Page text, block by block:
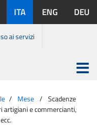
disponibili:
ITA ENG DEU
ai servizi
Apri
menu
Mese
Scadenze
artigiani e commercianti,